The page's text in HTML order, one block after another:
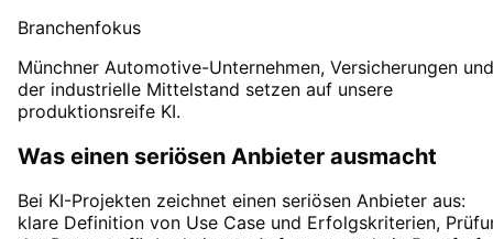
Branchenfokus
Münchner Automotive-Unternehmen, Versicherungen und
der industrielle Mittelstand setzen auf unsere
produktionsreife KI.
Was einen seriösen Anbieter ausmacht
Bei KI-Projekten zeichnet einen seriösen Anbieter aus:
klare Definition von Use Case und Erfolgskriterien,